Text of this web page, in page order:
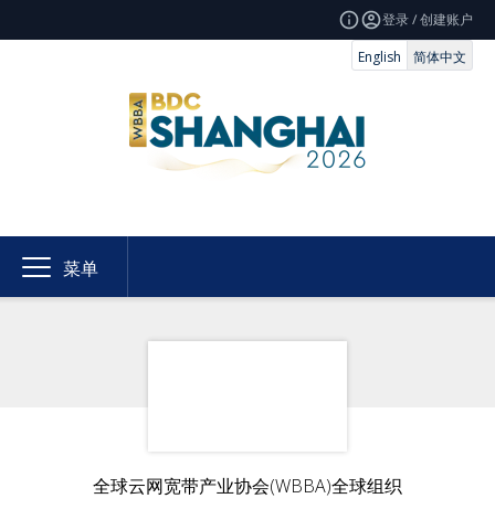
登录 / 创建账户
English
简体中文
菜单
全球云网宽带产业协会(WBBA)全球组织